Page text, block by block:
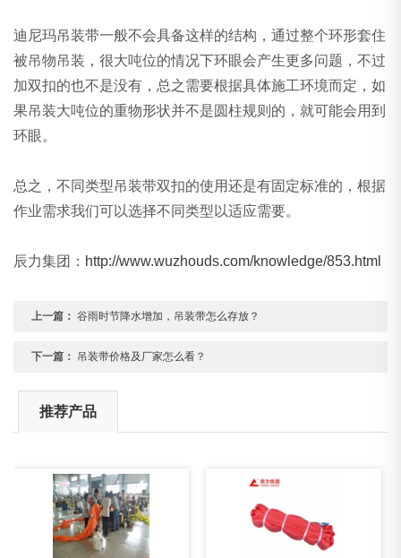
迪尼玛吊装带一般不会具备这样的结构，通过整个环形套住
被吊物吊装，很大吨位的情况下环眼会产生更多问题，不过
加双扣的也不是没有，总之需要根据具体施工环境而定，如
果吊装大吨位的重物形状并不是圆柱规则的，就可能会用到
环眼。
总之，不同类型吊装带双扣的使用还是有固定标准的，根据
作业需求我们可以选择不同类型以适应需要。
辰力集团： http://www.wuzhouds.com/knowledge/853.html
上一篇： 谷雨时节降水增加，吊装带怎么存放？
下一篇： 吊装带价格及厂家怎么看？
推荐产品